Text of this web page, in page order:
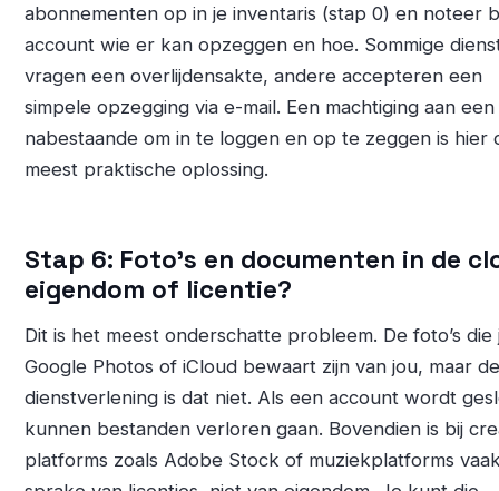
abonnementen op in je inventaris (stap 0) en noteer
account wie er kan opzeggen en hoe. Sommige
vragen een overlijdensakte, andere accepteren een
simpele opzegging via e-mail. Een machtiging aan een
nabestaande om in te loggen en op te zeggen is hier
meest praktische oplossing.
Stap 6: Foto’s en documenten in de
eigendom of licentie?
Dit is het meest onderschatte probleem. De foto’s die
Google Photos of iCloud bewaart zijn van jou, maar de
dienstverlening is dat niet. Als een account wordt
kunnen bestanden verloren gaan. Bovendien is bij
platforms zoals Adobe Stock of muziekplatforms